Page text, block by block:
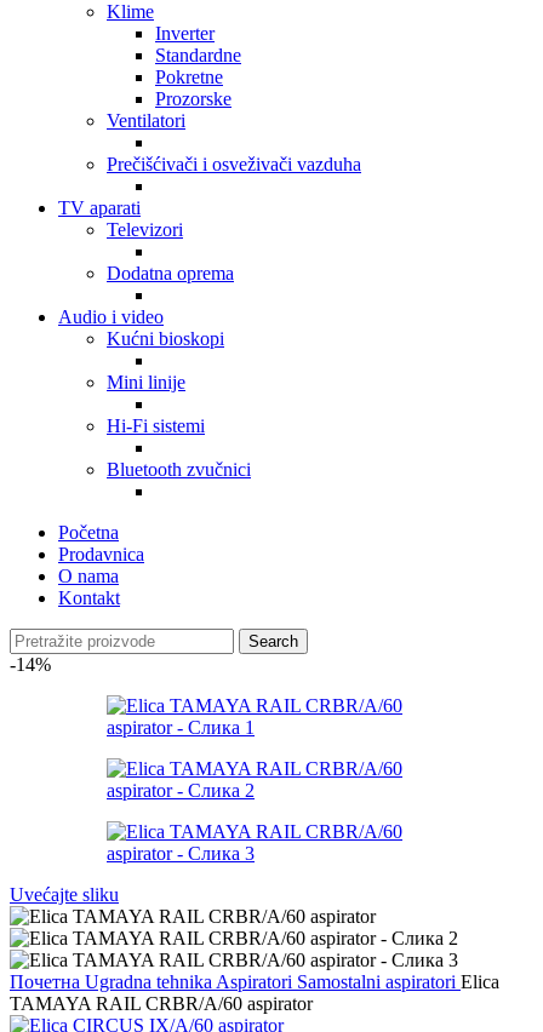
Klime
Inverter
Standardne
Pokretne
Prozorske
Ventilatori
Prečišćivači i osveživači vazduha
TV aparati
Televizori
Dodatna oprema
Audio i video
Kućni bioskopi
Mini linije
Hi-Fi sistemi
Bluetooth zvučnici
Početna
Prodavnica
O nama
Kontakt
Search
-14%
Uvećajte sliku
Почетна Ugradna tehnikaAspiratori Samostalni aspiratori Elica
TAMAYA RAIL CRBR/A/60 aspirator